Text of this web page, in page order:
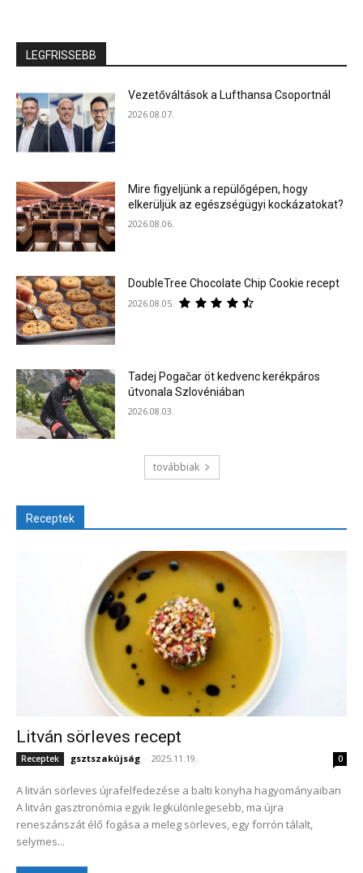
LEGFRISSEBB
Vezetőváltások a Lufthansa Csoportnál
2026.08.07.
Mire figyeljünk a repülőgépen, hogy
elkerüljük az egészségügyi kockázatokat?
2026.08.06.
DoubleTree Chocolate Chip Cookie recept
2026.08.05.
Tadej Pogačar öt kedvenc kerékpáros
útvonala Szlovéniában
2026.08.03.
továbbiak
Receptek
Litván sörleves recept
Receptek gsztszakújság - 2025.11.19. 0
A litván sörleves újrafelfedezése a balti konyha hagyományaiban
A litván gasztronómia egyik legkülönlegesebb, ma újra
reneszánszát élő fogása a meleg sörleves, egy forrón tálalt,
selymes...